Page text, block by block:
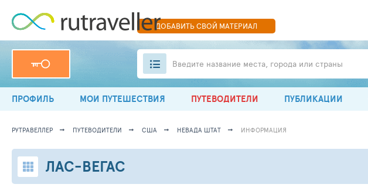
ДОБАВИТЬСВОЙ МАТЕРИАЛ
Введите название места, города или страны
ПРОФИЛЬ МОИ ПУТЕШЕСТВИЯ ПУТЕВОДИТЕЛИ ПУБЛИКАЦИИ
РУТРАВЕЛЛЕР ПУТЕВОДИТЕЛИ США НЕВАДА ШТАТ ИНФОРМАЦИЯ
ЛАС-ВЕГАС